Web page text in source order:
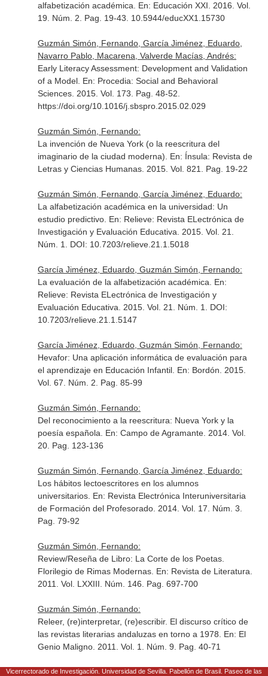
alfabetización académica. En: Educación XXI . 2016. Vol.
19. Núm. 2. Pag. 19-43. 10.5944/educXX1.15730
Guzmán Simón, Fernando, García Jiménez, Eduardo,
Navarro Pablo, Macarena, Valverde Macías, Andrés:
Early Literacy Assessment: Development and Validation
of a Model. En: Procedia: Social and Behavioral
Sciences. 2015. Vol. 173. Pag. 48-52.
https://doi.org/10.1016/j.sbspro.2015.02.029
Guzmán Simón, Fernando:
La invención de Nueva York (o la reescritura del
imaginario de la ciudad moderna). En: Ínsula: Revista de
Letras y Ciencias Humanas. 2015. Vol. 821. Pag. 19-22
Guzmán Simón, Fernando, García Jiménez, Eduardo:
La alfabetización académica en la universidad: Un
estudio predictivo. En: Relieve: Revista ELectrónica de
Investigación y Evaluación Educativa . 2015. Vol. 21.
Núm. 1. DOI: 10.7203/relieve.21.1.5018
García Jiménez, Eduardo, Guzmán Simón, Fernando:
La evaluación de la alfabetización académica. En:
Relieve: Revista ELectrónica de Investigación y
Evaluación Educativa . 2015. Vol. 21. Núm. 1. DOI:
10.7203/relieve.21.1.5147
García Jiménez, Eduardo, Guzmán Simón, Fernando:
Hevafor: Una aplicación informática de evaluación para
el aprendizaje en Educación Infantil. En: Bordón . 2015.
Vol. 67. Núm. 2. Pag. 85-99
Guzmán Simón, Fernando:
Del reconocimiento a la reescritura: Nueva York y la
poesía española. En: Campo de Agramante. 2014. Vol.
20. Pag. 123-136
Guzmán Simón, Fernando, García Jiménez, Eduardo:
Los hábitos lectoescritores en los alumnos
universitarios. En: Revista Electrónica Interuniversitaria
de Formación del Profesorado. 2014. Vol. 17. Núm. 3.
Pag. 79-92
Guzmán Simón, Fernando:
Review/Reseña de Libro: La Corte de los Poetas.
Florilegio de Rimas Modernas. En: Revista de Literatura
2011. Vol. LXXIII. Núm. 146. Pag. 697-700
Guzmán Simón, Fernando:
Releer, (re)interpretar, (re)escribir. El discurso crítico de
las revistas literarias andaluzas en torno a 1978. En: El
Genio Maligno. 2011. Vol. 1. Núm. 9. Pag. 40-71
Guzmán Simón, Fernando:
Vicerrectorado de Investigación. Universidad de Sevilla. Pabellón de Brasil. Paseo de las